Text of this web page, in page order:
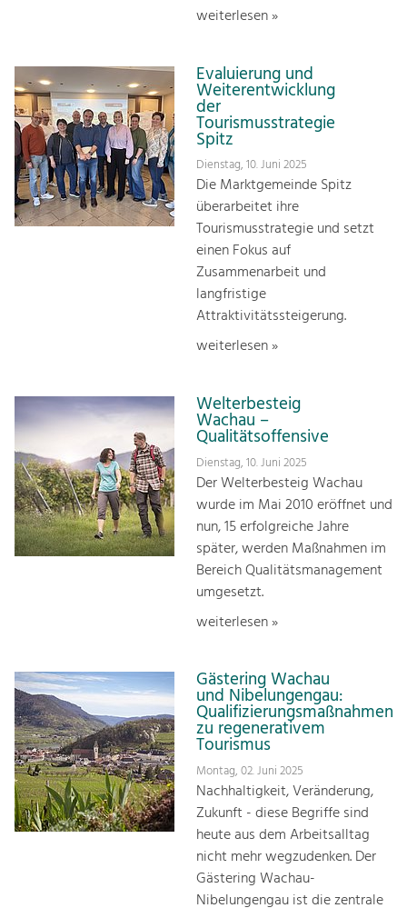
weiterlesen »
Evaluierung und
Weiterentwicklung
der
Tourismusstrategie
Spitz
Dienstag, 10. Juni 2025
Die Marktgemeinde Spitz
überarbeitet ihre
Tourismusstrategie und setzt
einen Fokus auf
Zusammenarbeit und
langfristige
Attraktivitätssteigerung.
weiterlesen »
Welterbesteig
Wachau –
Qualitätsoffensive
Dienstag, 10. Juni 2025
Der Welterbesteig Wachau
wurde im Mai 2010 eröffnet und
nun, 15 erfolgreiche Jahre
später, werden Maßnahmen im
Bereich Qualitätsmanagement
umgesetzt.
weiterlesen »
Gästering Wachau
und Nibelungengau:
Qualifizierungsmaßnahmen
zu regenerativem
Tourismus
Montag, 02. Juni 2025
Nachhaltigkeit, Veränderung,
Zukunft - diese Begriffe sind
heute aus dem Arbeitsalltag
nicht mehr wegzudenken. Der
Gästering Wachau-
Nibelungengau ist die zentrale